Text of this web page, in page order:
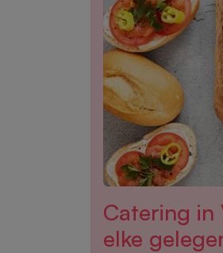
Catering
elke